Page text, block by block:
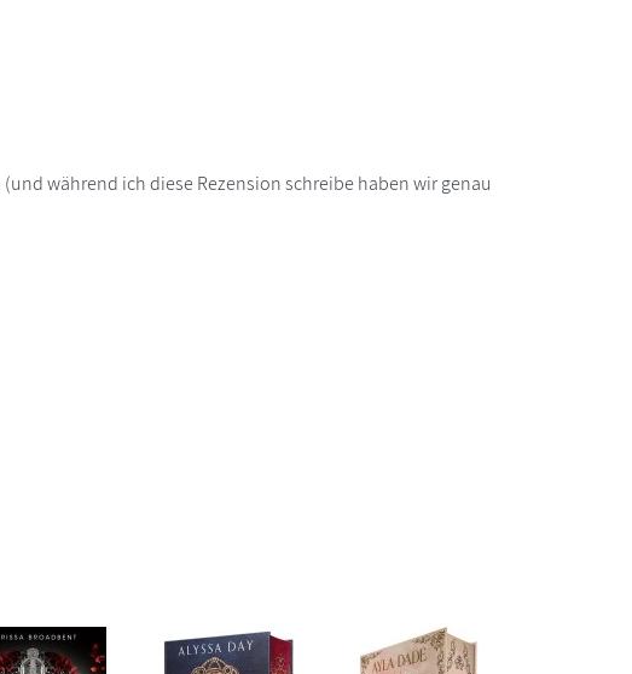
während ich diese Rezension schreibe haben wir genau